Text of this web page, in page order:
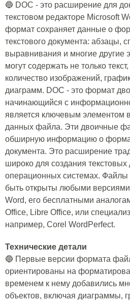
🔵 DOC - это расширение для
текстовом редакторе Microsoft
формат сохраняет данные о
текстового документа: абзацы,
выравнивания и многие
могут содержать не только
количество изображений,
диаграмм. DOC - это формат
начинающийся с
является ключевым элементом
данных файла. Эти двоичные
обширную информацию о
документа. Это расширение
широко для создания
операционных системах. Файлы
быть открыты любыми версиями
Word, его бесплатными
Office, Libre Office, или
например, Corel WordPerfect.
Технические детали
🔵 Первые версии формата
ориентированы на
временем к нему добавились
объектов, включая диаграммы,